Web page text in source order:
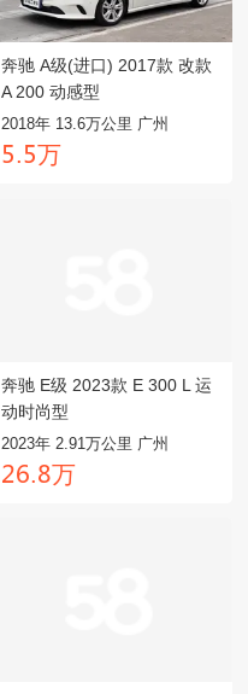
奔驰 A级(进口) 2017款 改款
A 200 动感型
2018年 13.6万公里 广州
麣.麣万
奔驰 E级 2023款 E 300 L 运
动时尚型
2023年 2.91万公里 广州
龥餼.驋万